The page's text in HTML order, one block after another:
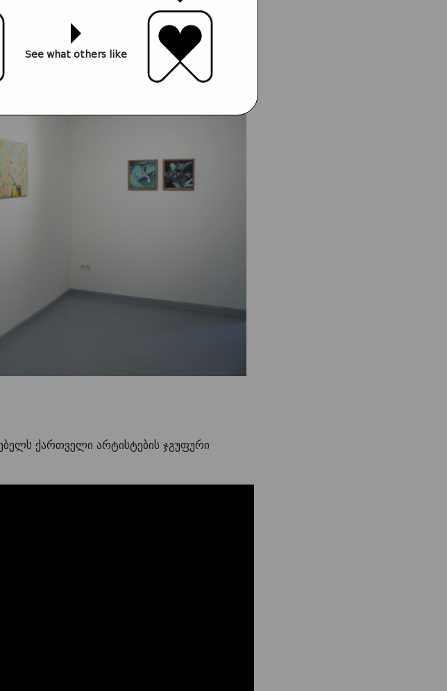
ქართველი არტისტების ჯგუფური
See what others like